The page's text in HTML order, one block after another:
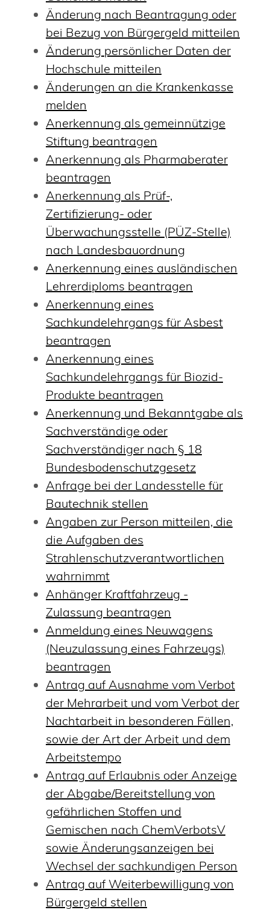
Änderung nach Beantragung oder
bei Bezug von Bürgergeld mitteilen
Änderung persönlicher Daten der
Hochschule mitteilen
Änderungen an die Krankenkasse
melden
Anerkennung als gemeinnützige
Stiftung beantragen
Anerkennung als Pharmaberater
beantragen
Anerkennung als Prüf-,
Zertifizierung- oder
Überwachungsstelle (PÜZ-Stelle)
nach Landesbauordnung
Anerkennung eines ausländischen
Lehrerdiploms beantragen
Anerkennung eines
Sachkundelehrgangs für Asbest
beantragen
Anerkennung eines
Sachkundelehrgangs für Biozid-
Produkte beantragen
Anerkennung und Bekanntgabe als
Sachverständige oder
Sachverständiger nach § 18
Bundesbodenschutzgesetz
Anfrage bei der Landesstelle für
Bautechnik stellen
Angaben zur Person mitteilen, die
die Aufgaben des
Strahlenschutzverantwortlichen
wahrnimmt
Anhänger Kraftfahrzeug -
Zulassung beantragen
Anmeldung eines Neuwagens
(Neuzulassung eines Fahrzeugs)
beantragen
Antrag auf Ausnahme vom Verbot
der Mehrarbeit und vom Verbot der
Nachtarbeit in besonderen Fällen,
sowie der Art der Arbeit und dem
Arbeitstempo
Antrag auf Erlaubnis oder Anzeige
der Abgabe/Bereitstellung von
gefährlichen Stoffen und
Gemischen nach ChemVerbotsV
sowie Änderungsanzeigen bei
Wechsel der sachkundigen Person
Antrag auf Weiterbewilligung von
Bürgergeld stellen